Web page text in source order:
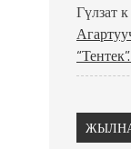
Гүлзат